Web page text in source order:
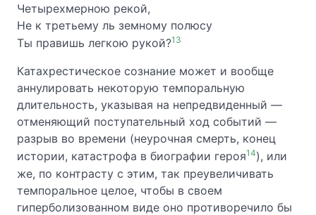
Четырехмерною рекой,
Не к третьему ль земному полюсу
Ты правишь легкою рукой?13
Катахрестическое сознание может и вообще
аннулировать некоторую темпоральную
длительность, указывая на непредвиденный —
отменяющий поступательный ход событий —
разрыв во времени (неурочная смерть, конец
истории, катастрофа в биографии героя14), или
же, по контрасту с этим, так преувеличивать
темпоральное целое, чтобы в своем
гиперболизованном виде оно противоречило бы